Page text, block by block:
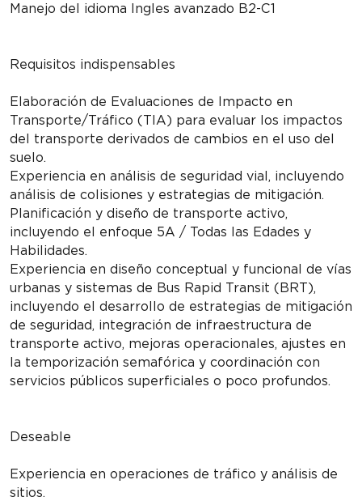
Manejo del idioma Ingles avanzado B2-C1
Requisitos indispensables
Elaboración de Evaluaciones de Impacto en
Transporte/Tráfico (TIA) para evaluar los impactos
del transporte derivados de cambios en el uso del
suelo.
Experiencia en análisis de seguridad vial, incluyendo
análisis de colisiones y estrategias de mitigación.
Planificación y diseño de transporte activo,
incluyendo el enfoque 5A / Todas las Edades y
Habilidades.
Experiencia en diseño conceptual y funcional de vías
urbanas y sistemas de Bus Rapid Transit (BRT),
incluyendo el desarrollo de estrategias de mitigación
de seguridad, integración de infraestructura de
transporte activo, mejoras operacionales, ajustes en
la temporización semafórica y coordinación con
servicios públicos superficiales o poco profundos.
Deseable
Experiencia en operaciones de tráfico y análisis de
sitios.